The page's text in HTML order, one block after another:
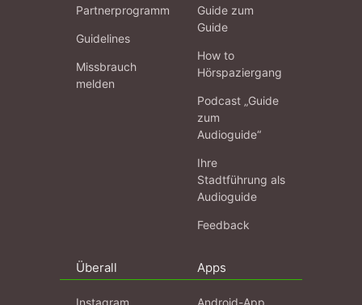
Partnerprogramm
Guidelines
Missbrauch
melden
Guide zum
Guide
How to
Hörspaziergang
Podcast „Guide
zum
Audioguide“
Ihre
Stadtführung als
Audioguide
Feedback
Überall
Instagram
Apps
Android-App